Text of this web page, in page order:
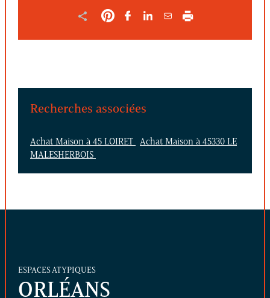
Recherches associées
Achat Maison à 45 LOIRET
Achat Maison à 45330 LE
MALESHERBOIS
ESPACES ATYPIQUES
ORLÉANS